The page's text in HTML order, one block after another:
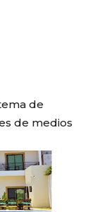
de
de medios